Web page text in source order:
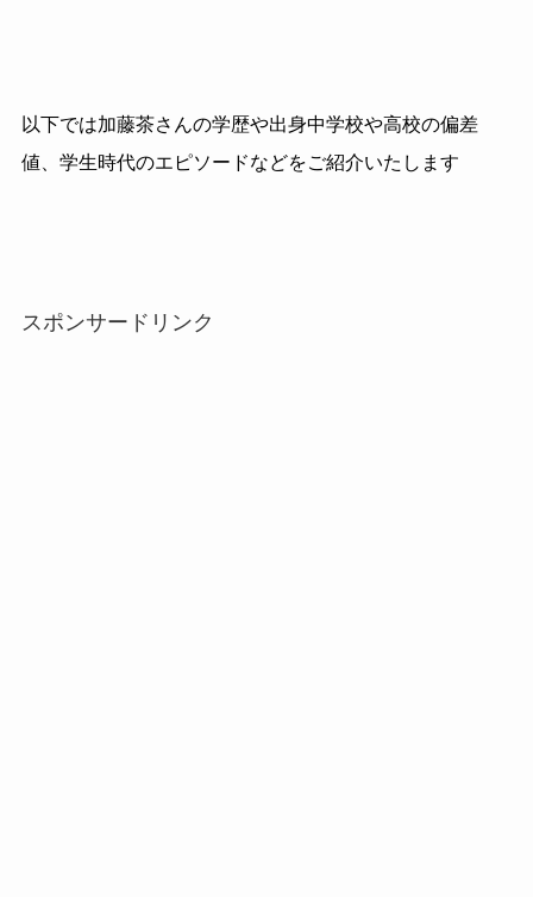
以下では加藤茶さんの学歴や出身中学校や高校の偏差
値、学生時代のエピソードなどをご紹介いたします
スポンサードリンク